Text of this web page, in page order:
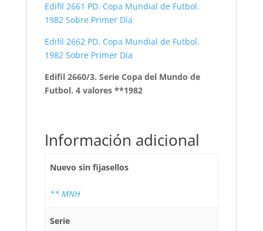
Edifil 2661 PD. Copa Mundial de Futbol.
1982 Sobre Primer Día
Edifil 2662 PD. Copa Mundial de Futbol.
1982 Sobre Primer Día
Edifil 2660/3. Serie Copa del Mundo de
Futbol. 4 valores **1982
Información adicional
Nuevo sin fijasellos
** MNH
Serie